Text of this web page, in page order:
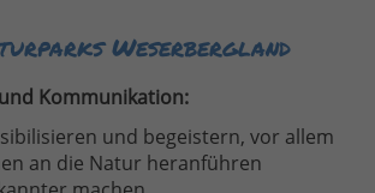
Weserbergland
Kommunikation:
und begeistern, vor allem
an die Natur heranführen